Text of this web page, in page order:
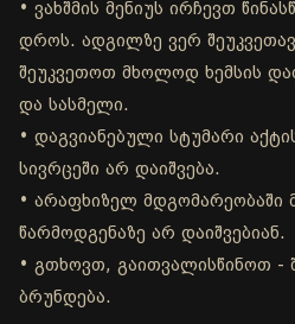
• ვახშმის მენიუს ირჩევთ
დროს. ადგილზე ვერ
შეუკვეთოთ მხოლოდ ხემსის
და სასმელი.
• დაგვიანებული სტუმარი
სივრცეში არ დაიშვება.
• არაფხიზელ მდგომარეობაში
წარმოდგენაზე არ დაიშვებიან.
• გთხოვთ, გაითვალისწინოთ -
ბრუნდება.